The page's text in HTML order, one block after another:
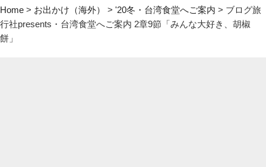
プ
Home > お出かけ（海外） > '20冬・台湾食堂へご案内 > ブログ旅
行社presents・台湾食堂へご案内 2章9節「みんな大好き、胡椒
餅」